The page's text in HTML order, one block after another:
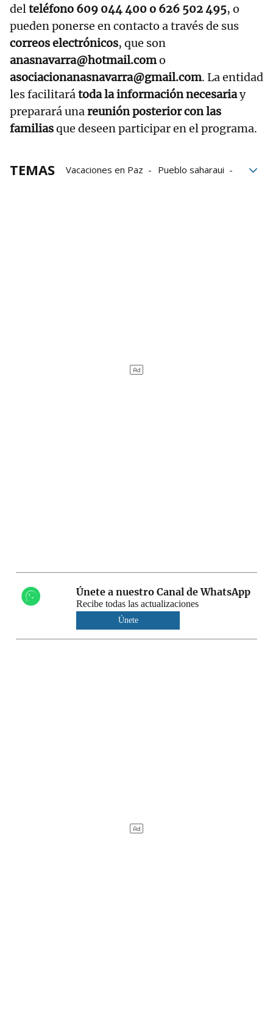
delteléfono 609 044 400 o 626 502 495, o
pueden ponerse en contacto a través de sus
correos electrónicos, que son
anasnavarra@hotmail.como
asociacionanasnavarra@gmail.com. La entidad
les facilitarátoda la información necesariay
preparará unareunión posterior con las
familiasque deseen participar en el programa.
TEMAS Vacaciones en Paz
Pueblo saharaui
Únete a nuestro Canal de WhatsApp
Recibe todas las actualizaciones
Únete